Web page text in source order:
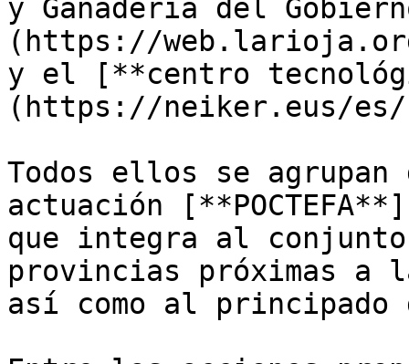
y Ganadería del
(https://
y el [**centro
(https://neiker.eus/
Todos ellos se
actuación
que integra al conjunto
provincias próximas a
así como al principado